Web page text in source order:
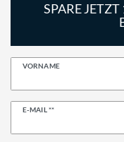
SPARE
VORNAME
E-MAIL **
Newsletter